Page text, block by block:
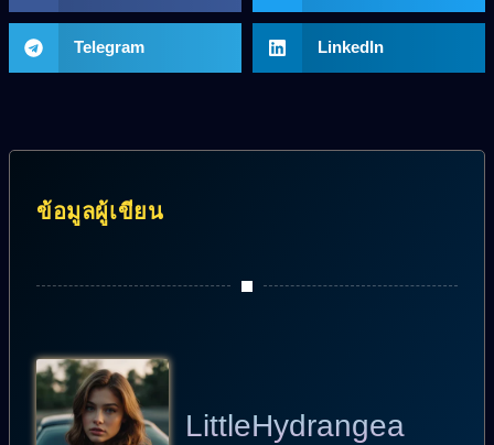
Telegram LinkedIn
ข้อมูลผู้เขียน
LittleHydrangea